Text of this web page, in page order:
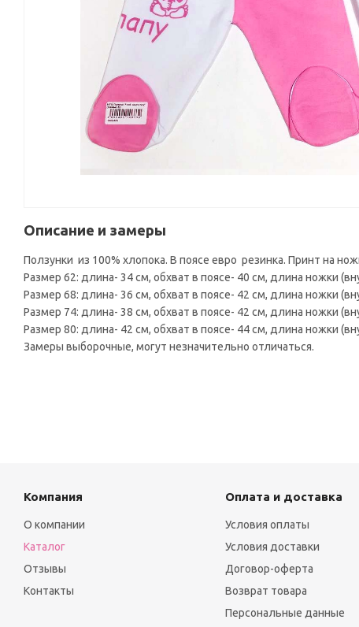
Описание и замеры
Ползунки из 100% хлопока. В поясе евро резинка. Принт на
Размер 62: длина- 34 см, обхват в поясе- 40 см, длина ножки
Размер 68: длина- 36 см, обхват в поясе- 42 см, длина ножки
Размер 74: длина- 38 см, обхват в поясе- 42 см, длина ножки
Размер 80: длина- 42 см, обхват в поясе- 44 см, длина ножки
Замеры выборочные, могут незначительно отличаться.
Компания
О компании
Каталог
Отзывы
Контакты
Оплата и доставка
Условия оплаты
Условия доставки
Договор-оферта
Возврат товара
Персональные данные